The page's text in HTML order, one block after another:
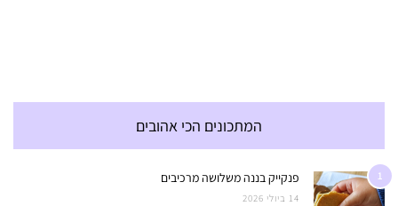
המתכונים הכי אהובים
1 פנקייק בננה משלושה מרכיבים
14 ביולי 2026